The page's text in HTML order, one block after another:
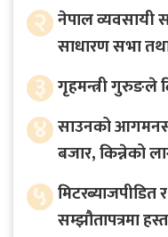
२ नेपाल व्यवसायी
साधारण सभा
३ गृहमन्त्री गुरुङले
४ साउनको
बजार, किन्नेको
५ मिटरब्याजपीडित
सम्झौतापत्रमा